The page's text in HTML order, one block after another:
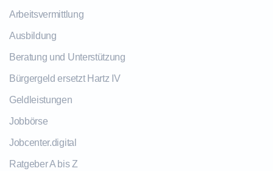
Arbeitsvermittlung
Ausbildung
Beratung und Unterstützung
Bürgergeld ersetzt Hartz IV
Geldleistungen
Jobbörse
Jobcenter.digital
Ratgeber A bis Z